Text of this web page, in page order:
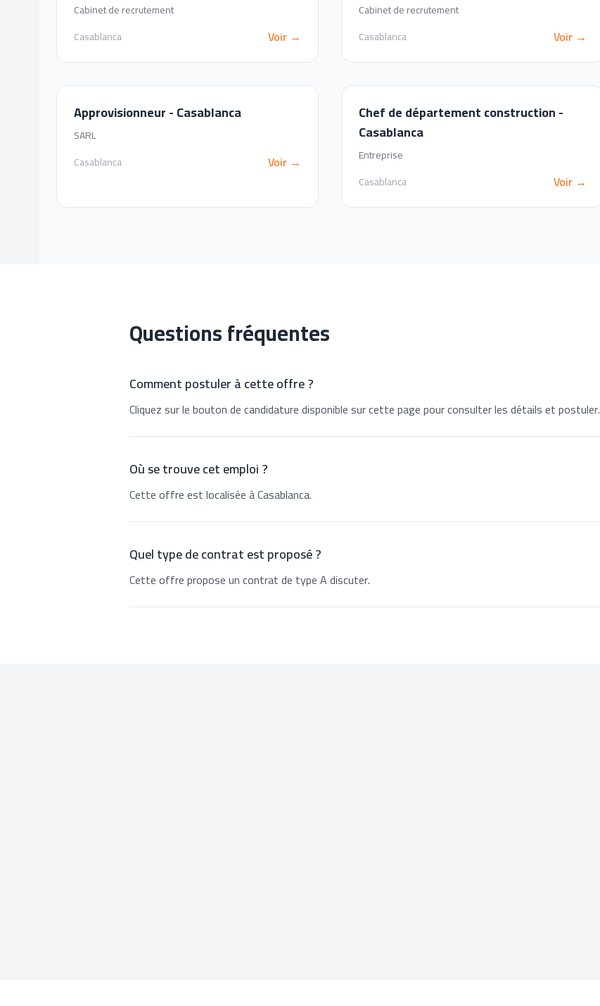
Cabinet de recrutement
Casablanca
Voir →
Cabinet de recrutement
Casablanca
Voir →
Approvisionneur - Casablanca
SARL
Casablanca
Voir →
Chef de département construction -
Casablanca
Entreprise
Casablanca
Voir →
Questions fréquentes
Comment postuler à cette offre ?
Cliquez sur le bouton de candidature disponible sur cette page pour consulter les détails et postuler.
Où se trouve cet emploi ?
Cette offre est localisée à Casablanca.
Quel type de contrat est proposé ?
Cette offre propose un contrat de type A discuter.